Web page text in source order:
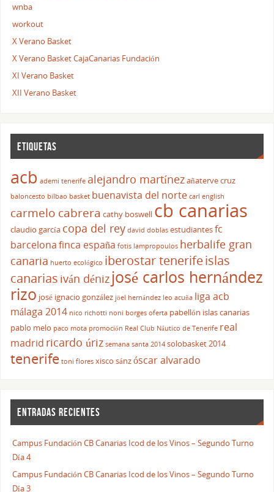
wnba
workout
X Verano Basket
X Verano Basket CajaCanarias Fundación
XI Verano Basket
XII Verano Basket
ETIQUETAS
acb ademi tenerife alejandro martínezañaterve cruz
baloncesto bilbao basket buenavista del norte carl english
carmelo cabrera cathy boswell cb canarias
claudio garcía copa del rey david doblas estudiantesfc
barcelonafinca españa fotis lampropoulos herbalife gran
canaria huerto ecológico iberostar tenerifeislas
canarias iván déniz josé carlos hernández
rizo josé ignacio gonzález jöel hernández leo acuña liga acb
málaga 2014 nico richotti noni borges oferta pabellón islas canarias
pablo melo paco mota promoción Real Club Náutico de Tenerife real
madrid ricardo úriz semana santa 2014 solobasket 2014
tenerife toni flores xisco sánzóscar alvarado
ENTRADAS RECIENTES
Campus Fundación CB Canarias Icod de los Vinos – Segundo Turno
Día 4
Campus Fundación CB Canarias Icod de los Vinos – Segundo Turno
Día 3